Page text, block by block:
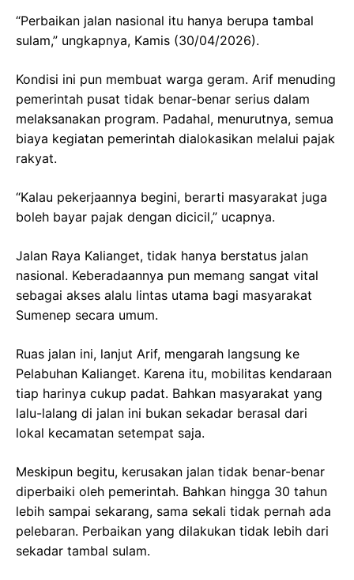
“Perbaikan jalan nasional itu hanya berupa tambal
sulam,” ungkapnya, Kamis (30/04/2026).
Kondisi ini pun membuat warga geram. Arif menuding
pemerintah pusat tidak benar-benar serius dalam
melaksanakan program. Padahal, menurutnya, semua
biaya kegiatan pemerintah dialokasikan melalui pajak
rakyat.
“Kalau pekerjaannya begini, berarti masyarakat juga
boleh bayar pajak dengan dicicil,” ucapnya.
Jalan Raya Kalianget, tidak hanya berstatus jalan
nasional. Keberadaannya pun memang sangat vital
sebagai akses alalu lintas utama bagi masyarakat
Sumenep secara umum.
Ruas jalan ini, lanjut Arif, mengarah langsung ke
Pelabuhan Kalianget. Karena itu, mobilitas kendaraan
tiap harinya cukup padat. Bahkan masyarakat yang
lalu-lalang di jalan ini bukan sekadar berasal dari
lokal kecamatan setempat saja.
Meskipun begitu, kerusakan jalan tidak benar-benar
diperbaiki oleh pemerintah. Bahkan hingga 30 tahun
lebih sampai sekarang, sama sekali tidak pernah ada
pelebaran. Perbaikan yang dilakukan tidak lebih dari
sekadar tambal sulam.